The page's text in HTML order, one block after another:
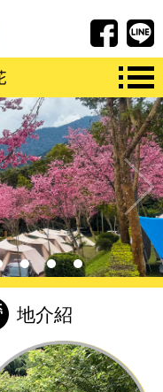
FB紛
地介紹